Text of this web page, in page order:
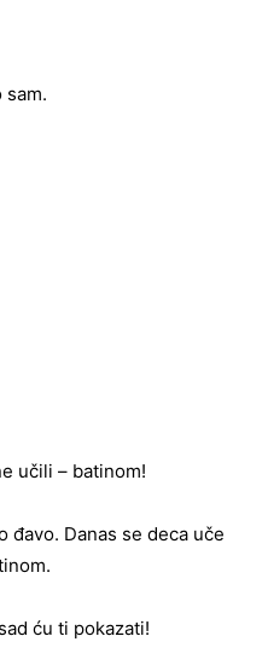
sam.
učili – batinom!
đavo. Danas se deca uče
ću ti pokazati!